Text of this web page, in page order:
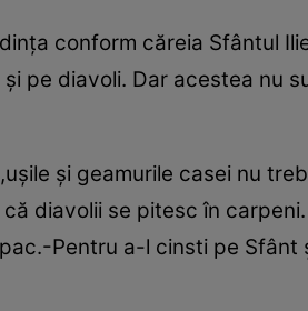
conform căreia Sfântul
pe diavoli. Dar acestea nu
şi geamurile casei nu
diavolii se pitesc în
Pentru a-l cinsti pe